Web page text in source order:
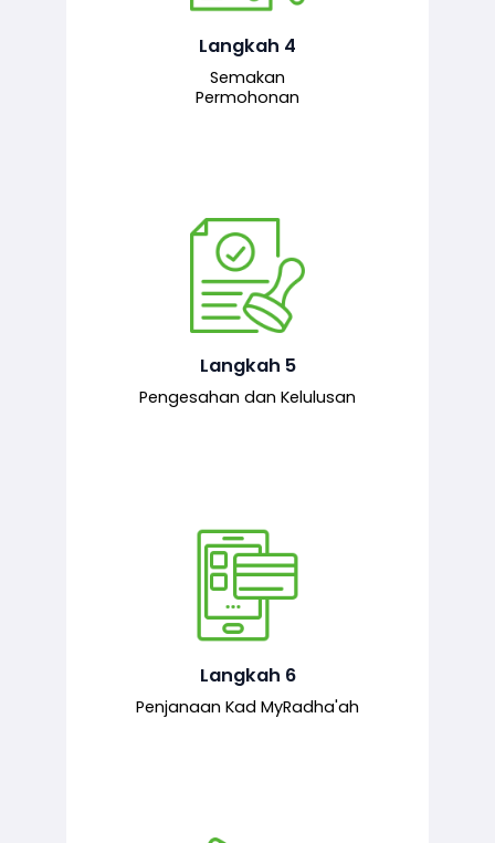
Langkah 4
Semakan
Permohonan
kepada pegawai pelulus untuk
tindakan seterusnya.
Langkah 5
Pengesahan dan Kelulusan
Pegawai pelulus menilai permohonan
dan memberi pengesahan serta
kelulusan akhir sekiranya semuanya
mematuhi syarat ditetapkan.
Langkah 6
Penjanaan Kad MyRadha'ah
Setelah permohonan diluluskan, kad
MyRadha’ah akan dijana.